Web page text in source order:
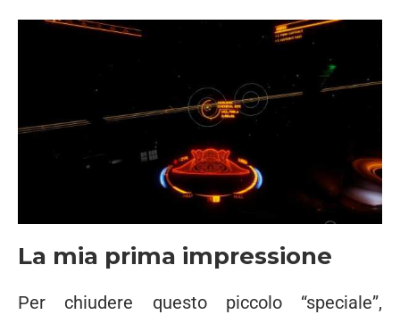
La mia prima impressione
Per chiudere questo piccolo “speciale”,